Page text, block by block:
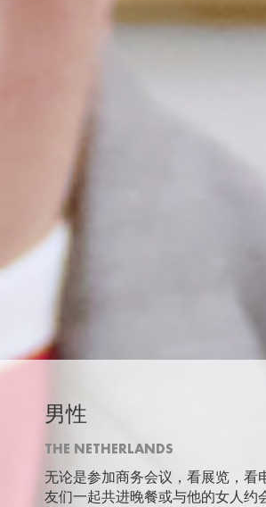
男性
THE NETHERLANDS
无论是参加商务会议，看展览，看
友们一起共进晚餐或与他的女人约